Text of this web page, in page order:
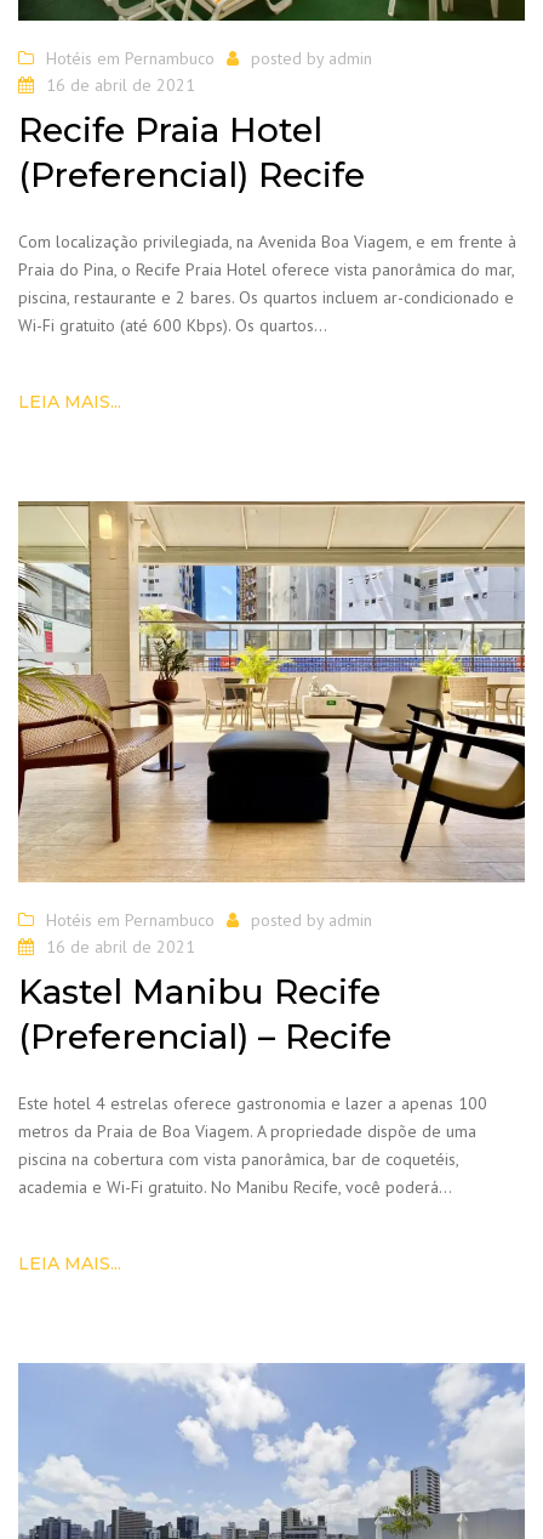
Hotéis em Pernambuco posted by admin
16 de abril de 2021
Recife Praia Hotel
(Preferencial) Recife
Com localização privilegiada, na Avenida Boa Viagem, e em frente à
Praia do Pina, o Recife Praia Hotel oferece vista panorâmica do mar,
piscina, restaurante e 2 bares. Os quartos incluem ar-condicionado e
Wi-Fi gratuito (até 600 Kbps). Os quartos…
LEIA MAIS...
Hotéis em Pernambuco posted by admin
16 de abril de 2021
Kastel Manibu Recife
(Preferencial) – Recife
Este hotel 4 estrelas oferece gastronomia e lazer a apenas 100
metros da Praia de Boa Viagem. A propriedade dispõe de uma
piscina na cobertura com vista panorâmica, bar de coquetéis,
academia e Wi-Fi gratuito. No Manibu Recife, você poderá…
LEIA MAIS...